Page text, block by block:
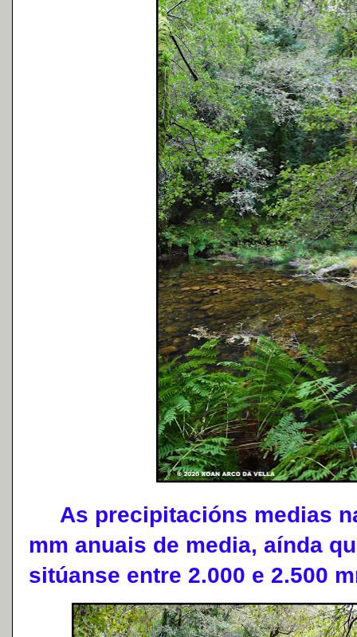
As precipitacións medias
mm anuais de media, aínda
sitúanse entre 2.000 e 2.500